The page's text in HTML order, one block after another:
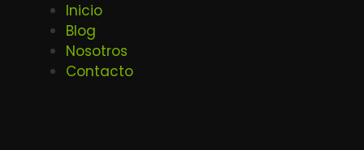
Inicio
Blog
Nosotros
Contacto